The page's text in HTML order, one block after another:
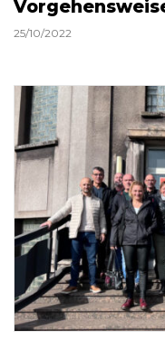
25/10/2022